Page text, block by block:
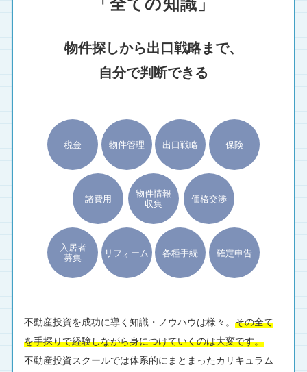
物件探しから出口戦略まで、
自分で判断できる
不動産投資を成功に導く知識・ノウハウは様々。その全て
を手探りで経験しながら身につけていくのは大変です。
不動産投資スクールでは体系的にまとまったカリキュラム
税金 物件管理 出口戦略 保険
諸費用
物件情報
収集
価格交渉
入居者
募集
リフォーム 各種手続 確定申告